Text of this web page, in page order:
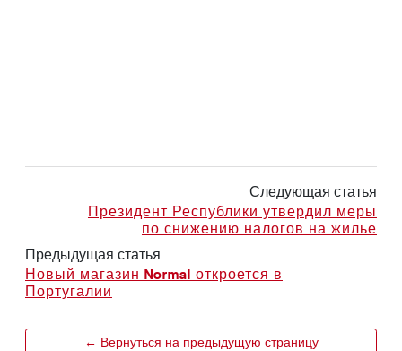
Следующая статья
Президент Республики утвердил меры
по снижению налогов на жилье
Предыдущая статья
Новый магазин Normal откроется в
Португалии
← Вернуться на предыдущую страницу